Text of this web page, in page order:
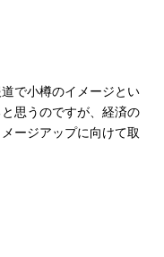
で小樽のイメージとい
思うのですが、経済の
ージアップに向けて取